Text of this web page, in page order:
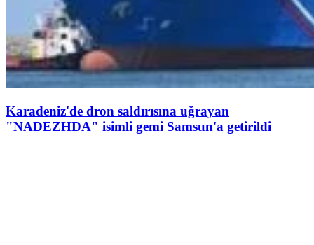
Karadeniz'de dron saldırısına uğrayan
"NADEZHDA" isimli gemi Samsun'a getirildi